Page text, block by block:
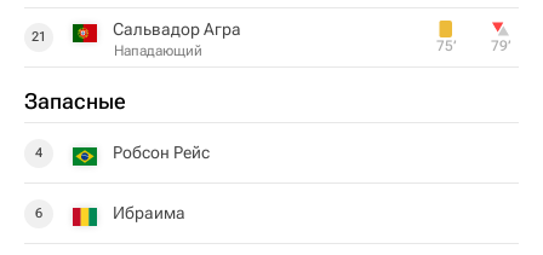
21 Сальвадор Агра
Нападающий 75‎’‎ 79‎’‎
Запасные
4 Робсон Рейс
6 Ибраима